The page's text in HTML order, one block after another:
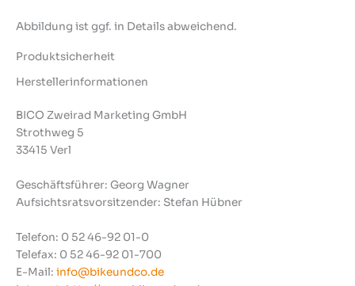
Abbildung ist ggf. in Details abweichend.
Produktsicherheit
Herstellerinformationen
BICO Zweirad Marketing GmbH
Strothweg 5
33415 Verl
Geschäftsführer: Georg Wagner
Aufsichtsratsvorsitzender: Stefan Hübner
Telefon: 0 52 46-92 01-0
Telefax: 0 52 46-92 01-700
E-Mail: info@bikeundco.de